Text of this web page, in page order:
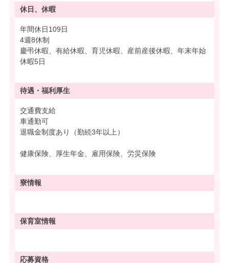
休日、休暇
年間休日109日
4週8休制
慶弔休暇、有給休暇、育児休暇、産前産後休暇、年末年始
休暇5日
待遇・ 福利厚生
交通費支給
車通勤可
退職金制度あり（勤続3年以上）
健康保険、厚生年金、雇用保険、労災保険
寮情報
保育室情報
応募資格